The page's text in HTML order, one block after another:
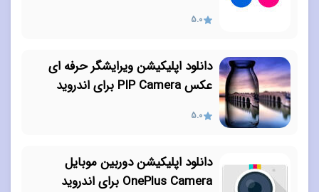
5.0
دانلود اپلیکیشن ویرایشگر حرفه ای
عکس PIP Camera برای اندروید
5.0
دانلود اپلیکیشن دوربین موبایل
OnePlus Camera برای اندروید